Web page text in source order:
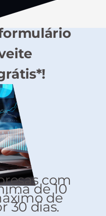
com
de 10
de
30 dias.